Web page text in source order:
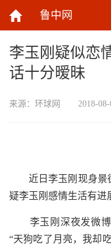
鲁中网
李玉刚疑似恋
话十分暧昧
来源： 环球网 2018-
近日李玉刚现身景
疑李玉刚感情生活有进
李玉刚深夜发微博
“天狗吃了月亮，我却